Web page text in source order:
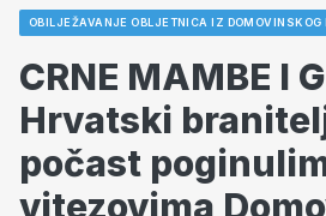
OBILJEŽAVANJE OBLJETNICA IZ DOMOVINSKOG
CRNE MAMBE I
Hrvatski
počast
vitezovima